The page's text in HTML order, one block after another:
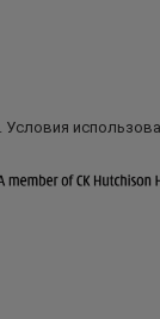
Условия